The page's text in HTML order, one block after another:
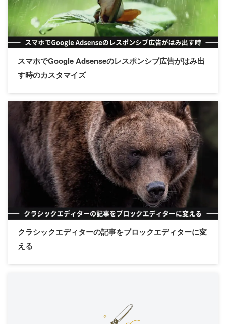
スマホでGoogle Adsenseのレスポンシブ広告がはみ出
す時のカスタマイズ
クラシックエディターの記事をブロックエディターに変
える